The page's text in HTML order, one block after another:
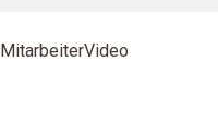
MitarbeiterVideo